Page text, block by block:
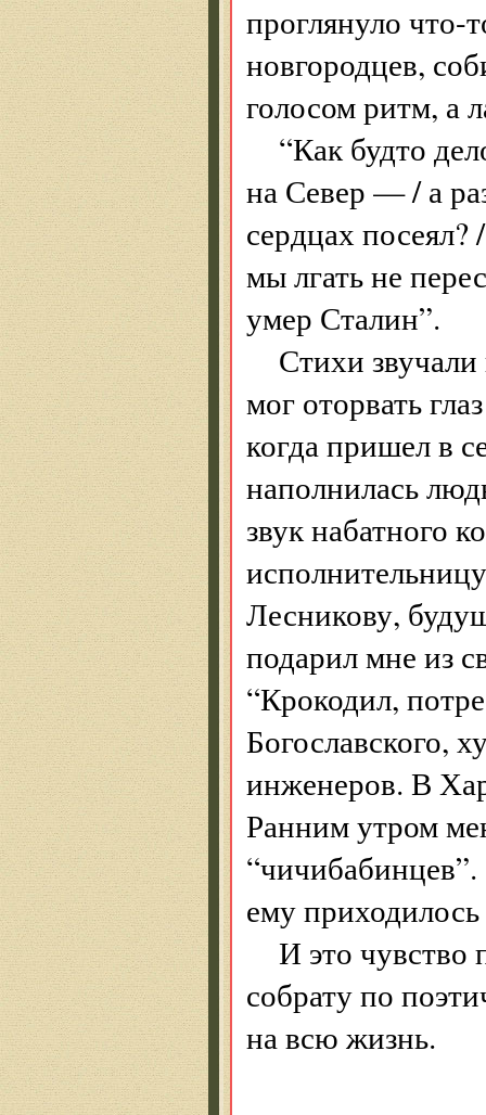
проглянуло что-
новгородцев,
голосом ритм, а
“Как будто
на Север — / а
сердцах посеял?
мы лгать не
умер Сталин”.
Стихи
мог оторвать
когда пришел в
наполнилась
звук набатного
Лесникову,
подарил мне из
“Крокодил,
Богославского,
инженеров. В
Ранним утром
ему
И это чувство
собрату по
на всю жизнь.